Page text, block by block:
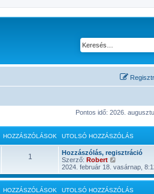
Pontos idő: 2026.
HOZZÁSZÓLÁSOK UTOLSÓ HOZZÁSZÓLÁS
1
Hozzászólás, regisztráció
Szerző: Robert
t
o
l
s
2024. február 18. vasárnap,
HOZZÁSZÓLÁSOK UTOLSÓ HOZZÁSZÓLÁS